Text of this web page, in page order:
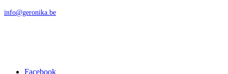
info@geronika.be
Facebook